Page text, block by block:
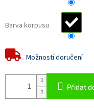
Barva korpusu
Možnosti doručení
Přidat